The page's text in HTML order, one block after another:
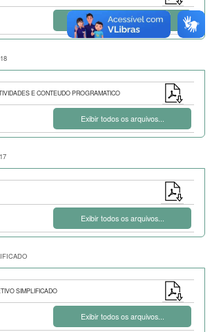
Exibir todos os arquivos...
E CONTEUDO PROGRAMATICO
Exibir todos os arquivos...
Exibir todos os arquivos...
SIMPLIFICADO
Exibir todos os arquivos...